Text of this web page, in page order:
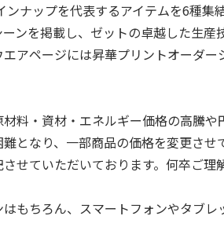
ナップを代表するアイテムを6種
ンを掲載し、ゼットの卓越した⽣
アページには昇華プリントオーダ
料・資材・エネルギー価格の⾼騰
となり、⼀部商品の価格を変更させ
せていただいております。何卒ご理
もちろん、スマートフォンやタブ